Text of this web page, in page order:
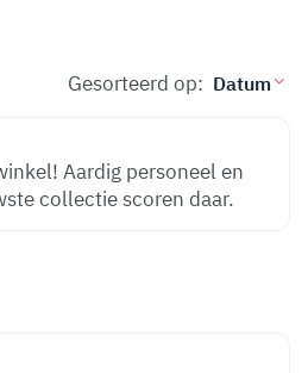
Gesorteerd op:
Aardig personeel en
collectie scoren daar.